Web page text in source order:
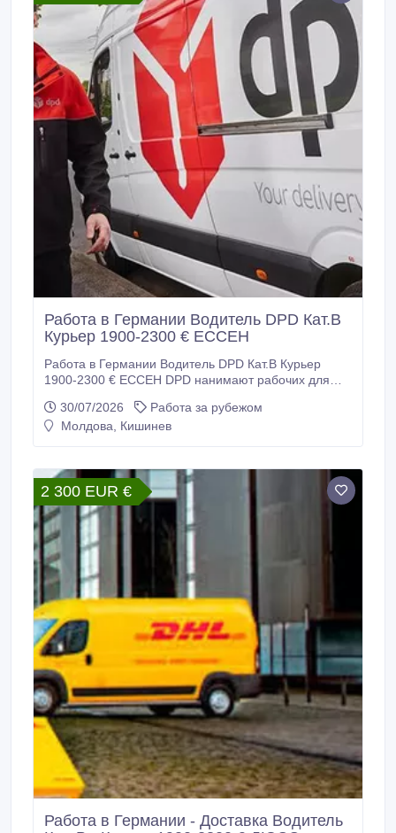
Работа в Германии Водитель DPD Кат.В
Курьер 1900-2300 € ЕССЕН
Работа в Германии Водитель DPD Кат.В Курьер
1900-2300 € ЕССЕН DPD нанимают рабочих для
курьеры категории В для доставки посылок.
Требования: - Возраст до 45 лет - Физически
30/07/2026
Работа за рубежом
Молдова, Кишинев
2 300 EUR €
Работа в Германии - Доставка Водитель